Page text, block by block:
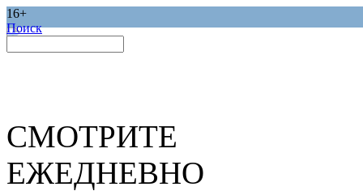
16+
Поиск
СМОТРИТЕ
ЕЖЕДНЕВНО